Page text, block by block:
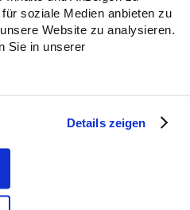
soziale Medien anbieten zu
Website zu analysieren.
Sie in unserer
Details zeigen
zu sensibilisieren
und wird durch die
für Migration,
antimuslimischen
gegen